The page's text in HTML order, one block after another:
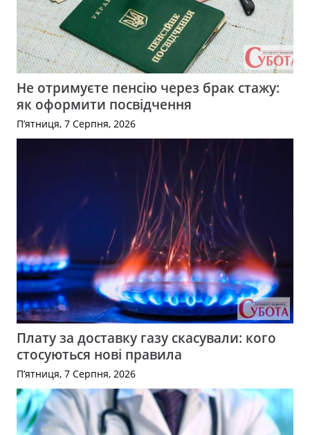
Не отримуєте пенсію через брак стажу:
як оформити посвідчення
П’ятниця, 7 Серпня, 2026
Плату за доставку газу скасували: кого
стосуються нові правила
П’ятниця, 7 Серпня, 2026